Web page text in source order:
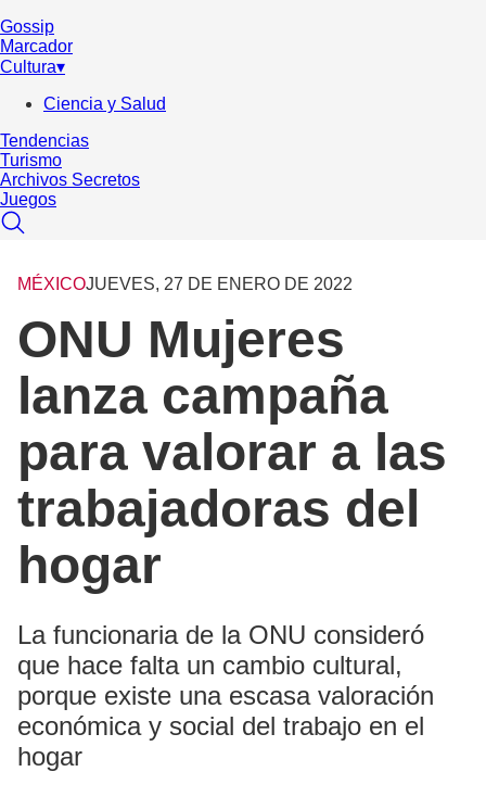
Gossip
Marcador
Cultura▾
Ciencia y Salud
Tendencias
Turismo
Archivos Secretos
Juegos
MÉXICOJUEVES, 27 DE ENERO DE 2022
ONU Mujeres
lanza campaña
para valorar a las
trabajadoras del
hogar
La funcionaria de la ONU consideró
que hace falta un cambio cultural,
porque existe una escasa valoración
económica y social del trabajo en el
hogar